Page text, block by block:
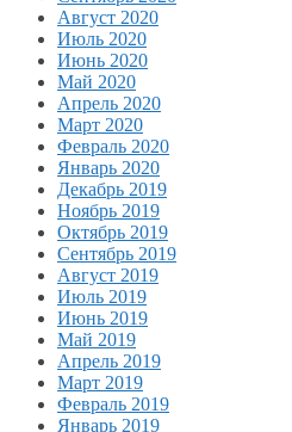
Август 2020
Июль 2020
Июнь 2020
Май 2020
Апрель 2020
Март 2020
Февраль 2020
Январь 2020
Декабрь 2019
Ноябрь 2019
Октябрь 2019
Сентябрь 2019
Август 2019
Июль 2019
Июнь 2019
Май 2019
Апрель 2019
Март 2019
Февраль 2019
Январь 2019